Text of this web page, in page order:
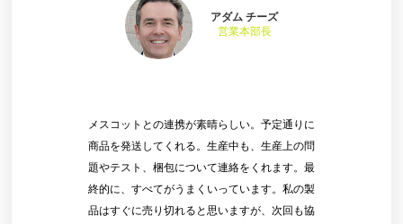
メスコットとの連携が素晴らしい。予定通りに
商品を発送してくれる。生産中も、生産上の問
題やテスト、梱包について連絡をくれます。最
終的に、すべてがうまくいっています。私の製
品はすぐに売り切れると思いますが、次回も協
アダム チーズ
営業本部長